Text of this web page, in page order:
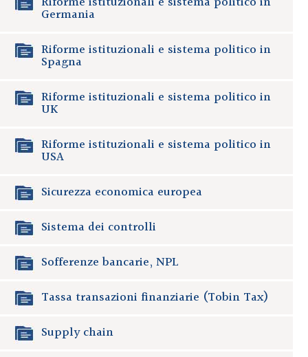
Germania
Riforme istituzionali e sistema politico in
Spagna
Riforme istituzionali e sistema politico in
UK
Riforme istituzionali e sistema politico in
USA
Sicurezza economica europea
Sistema dei controlli
Sofferenze bancarie, NPL
Tassa transazioni finanziarie (Tobin Tax)
Supply chain